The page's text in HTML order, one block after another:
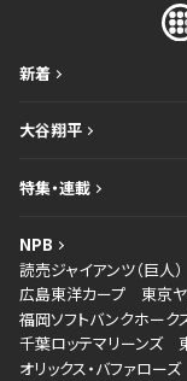
新着
大谷翔平
特集・連載
NPB
読売ジャイアンツ（巨人）
広島東洋カープ
東京
福岡ソフトバンクホーク
千葉ロッテマリーンズ
オリックス・バファローズ